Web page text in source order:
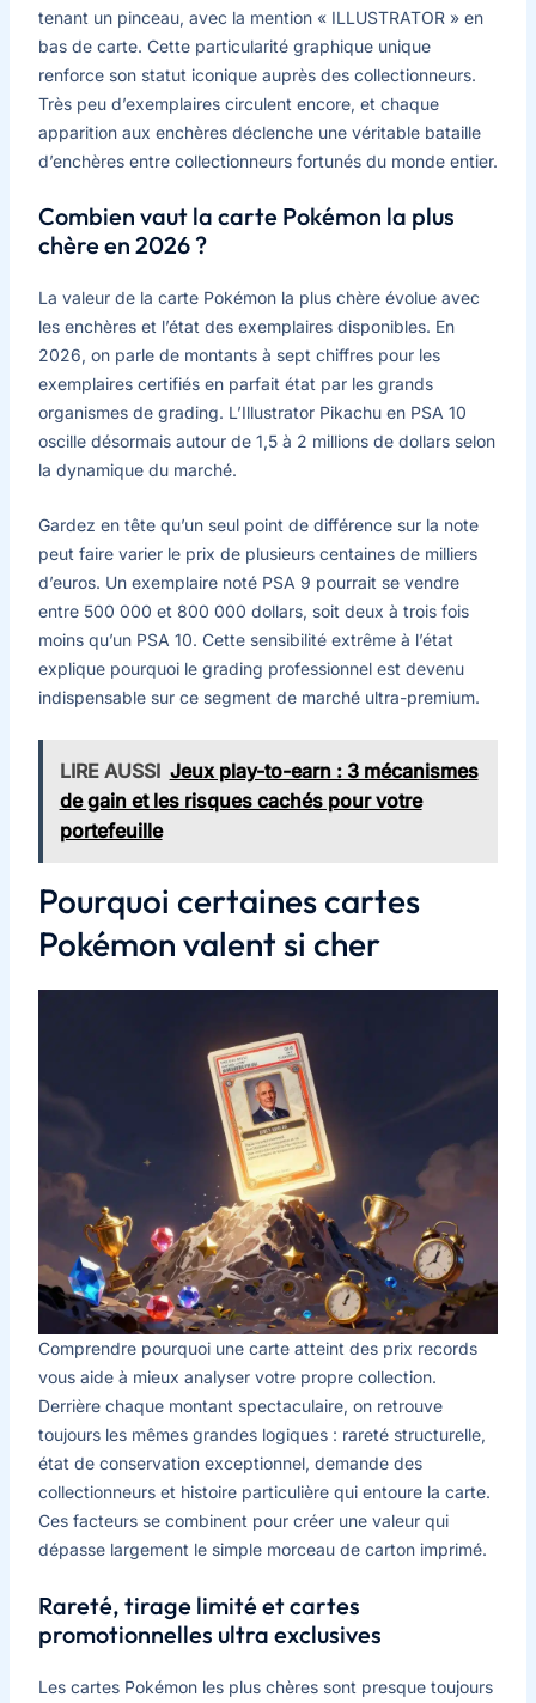
tenant un pinceau, avec la mention « ILLUSTRATOR » en
bas de carte. Cette particularité graphique unique
renforce son statut iconique auprès des collectionneurs.
Très peu d’exemplaires circulent encore, et chaque
apparition aux enchères déclenche une véritable bataille
d’enchères entre collectionneurs fortunés du monde entier.
Combien vaut la carte Pokémon la plus
chère en 2026 ?
La valeur de la carte Pokémon la plus chère évolue avec
les enchères et l’état des exemplaires disponibles. En
2026, on parle de montants à sept chiffres pour les
exemplaires certifiés en parfait état par les grands
organismes de grading. L’Illustrator Pikachu en PSA 10
oscille désormais autour de 1,5 à 2 millions de dollars selon
la dynamique du marché.
Gardez en tête qu’un seul point de différence sur la note
peut faire varier le prix de plusieurs centaines de milliers
d’euros. Un exemplaire noté PSA 9 pourrait se vendre
entre 500 000 et 800 000 dollars, soit deux à trois fois
moins qu’un PSA 10. Cette sensibilité extrême à l’état
explique pourquoi le grading professionnel est devenu
indispensable sur ce segment de marché ultra-premium.
LIRE AUSSI Jeux play-to-earn : 3 mécanismes
de gain et les risques cachés pour votre
portefeuille
Pourquoi certaines cartes
Pokémon valent si cher
Comprendre pourquoi une carte atteint des prix records
vous aide à mieux analyser votre propre collection.
Derrière chaque montant spectaculaire, on retrouve
toujours les mêmes grandes logiques : rareté structurelle,
état de conservation exceptionnel, demande des
collectionneurs et histoire particulière qui entoure la carte.
Ces facteurs se combinent pour créer une valeur qui
dépasse largement le simple morceau de carton imprimé.
Rareté, tirage limité et cartes
promotionnelles ultra exclusives
Les cartes Pokémon les plus chères sont presque toujours